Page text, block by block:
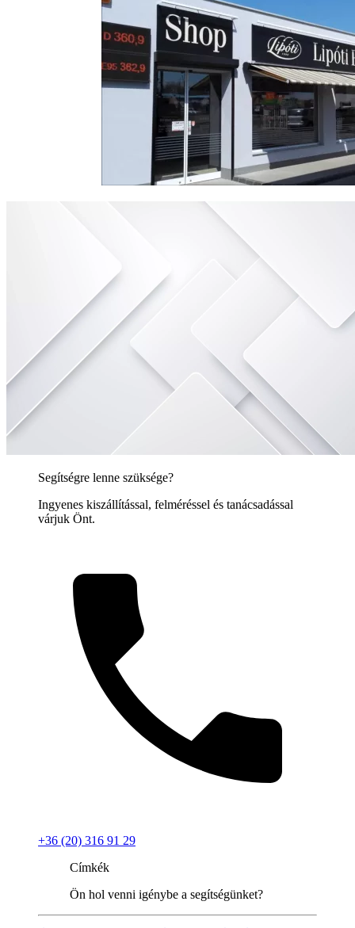
Segítségre lenne szüksége?
Ingyenes kiszállítással, felméréssel és tanácsadással
várjuk Önt.
+36 (20) 316 91 29
Címkék
Ön hol venni igénybe a segítségünket?